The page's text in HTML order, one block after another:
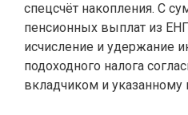
спецсчёт накопления. С
пенсионных выплат из
исчисление и удержание
подоходного налога
вкладчиком и указанному